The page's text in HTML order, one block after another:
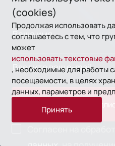
(cookies)
Продолжая использовать
соглашаетесь с тем, что
может
использовать текстовые
, необходимые для работы
посещаемости, в целях
данных, параметров и
Принять